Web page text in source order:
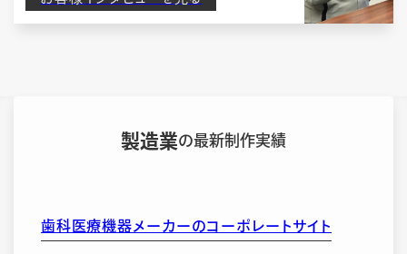
製造業の最新制作実績
歯科医療機器メーカーのコーポレートサイト